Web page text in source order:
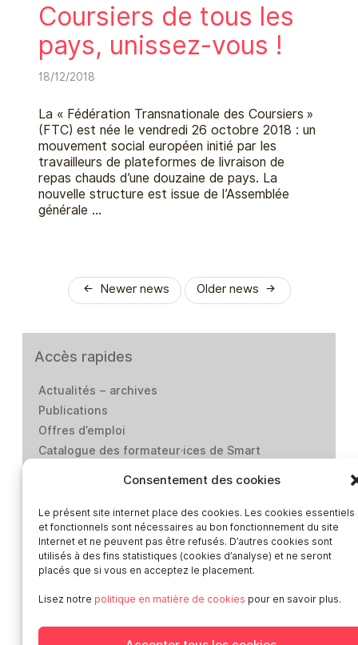
Consentement des cookies
Le présent site internet place des cookies. Les cookies essentiels
et fonctionnels sont nécessaires au bon fonctionnement du site
Internet et ne peuvent pas être refusés. D’autres cookies sont
utilisés à des fins statistiques (cookies d’analyse) et ne seront
placés que si vous en acceptez le placement.
Lisez notre politique en matière de cookies pour en savoir plus.
Coursiers de tous les
pays, unissez-vous !
18/12/2018
La « Fédération Transnationale des Coursiers »
(FTC) est née le vendredi 26 octobre 2018 : un
mouvement social européen initié par les
travailleurs de plateformes de livraison de
repas chauds d’une douzaine de pays. La
nouvelle structure est issue de l’Assemblée
générale …
Newer news Older news
Accès rapides
Actualités – archives
Publications
Offres d’emploi
Catalogue des formateur·ices de Smart
Médiation-Réclamation
Politique de protection des données
personnelles
Mentions légales
Réseaux sociaux